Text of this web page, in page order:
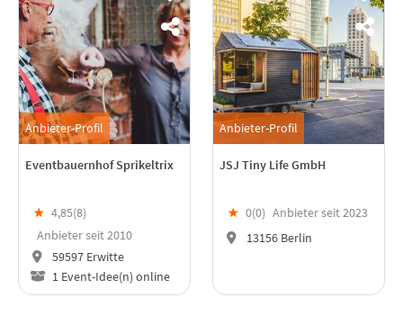
Anbieter-Profil
Eventbauernhof Sprikeltrix
★ 4,85(8)
Anbieter seit 2010
59597 Erwitte
1 Event-Idee(n) online
Anbieter-Profil
JSJ Tiny Life GmbH
★ 0(0) Anbieter seit 2023
13156 Berlin